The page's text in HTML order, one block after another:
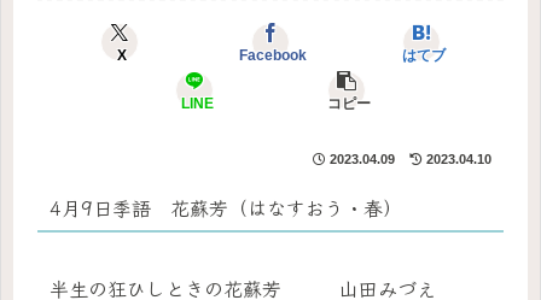
X Facebook はてブ
LINE コピー
2023.04.09 2023.04.10
4月9日季語 花蘇芳（はなすおう・春）
半生の狂ひしときの花蘇芳 山田みづえ